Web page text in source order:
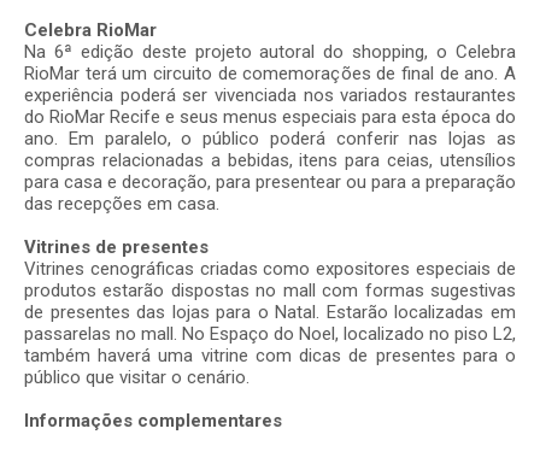
Celebra RioMar
Na 6ª edição deste projeto autoral do shopping, o Celebra
RioMar terá um circuito de comemorações de final de ano. A
experiência poderá ser vivenciada nos variados restaurantes
do RioMar Recife e seus menus especiais para esta época do
ano. Em paralelo, o público poderá conferir nas lojas as
compras relacionadas a bebidas, itens para ceias, utensílios
para casa e decoração, para presentear ou para a preparação
das recepções em casa.
Vitrines de presentes
Vitrines cenográficas criadas como expositores especiais de
produtos estarão dispostas no mall com formas sugestivas
de presentes das lojas para o Natal. Estarão localizadas em
passarelas no mall. No Espaço do Noel, localizado no piso L2,
também haverá uma vitrine com dicas de presentes para o
público que visitar o cenário.
Informações complementares